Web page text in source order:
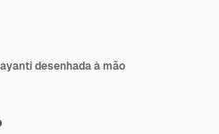
desenhada à mão